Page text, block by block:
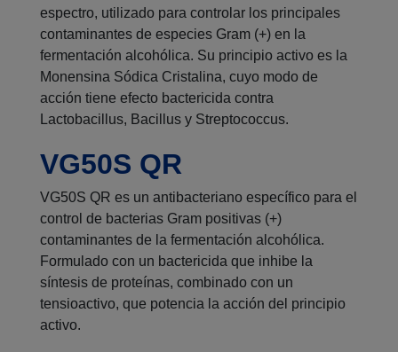
espectro, utilizado para controlar los principales
contaminantes de especies Gram (+) en la
fermentación alcohólica. Su principio activo es la
Monensina Sódica Cristalina, cuyo modo de
acción tiene efecto bactericida contra
Lactobacillus, Bacillus y Streptococcus.
VG50S QR
VG50S QR es un antibacteriano específico para el
control de bacterias Gram positivas (+)
contaminantes de la fermentación alcohólica.
Formulado con un bactericida que inhibe la
síntesis de proteínas, combinado con un
tensioactivo, que potencia la acción del principio
activo.